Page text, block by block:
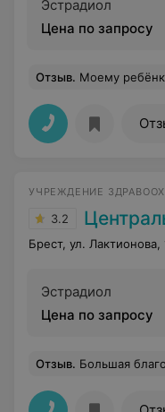
Эстрадиол
Цена по запросу
Отзыв. Моему ребёнку (15 лет) врач в другом центре сделал назначение для прохождения физиопроцедур. Для дальнейшего прохождения этих процедур я, как родитель, обратился в диспансер
УЧРЕЖДЕНИЕ
3.2
Брест, ул. Лактионова,
Эстрадиол
Цена по запросу
Отзыв. Большая благодарность офтальмологам Александру Виталисовичу,